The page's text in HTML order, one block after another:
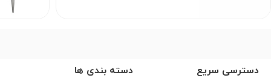
دسترسی سریع دسته بندی ها